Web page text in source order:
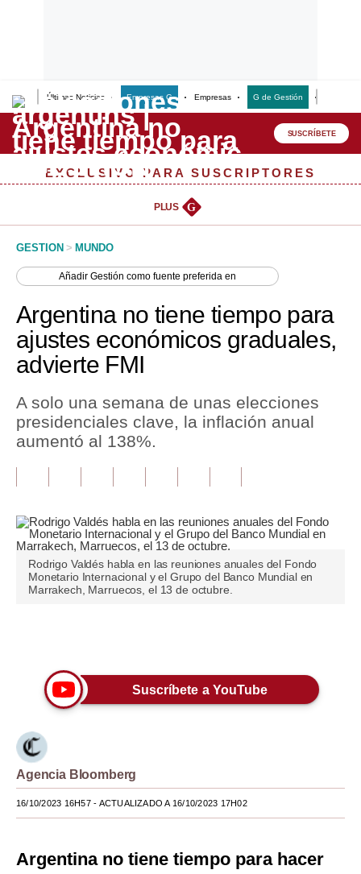
Últimas Noticias Empresas G Empresas G de Gestión
Lo último
Peru Quiosco
Management & Empleo
Perú
Política
Finanzas Personales
Plus G
Opinión
Editorial
Pregunta de hoy
Lujo
Viajes
Moda
Estilos
Mundo
SUSCRÍBETE
EXCLUSIVO PARA SUSCRIPTORES
PLUS G
GESTION > MUNDO
AñadirGestión como fuente preferida en
Argentina no tiene tiempo para
ajustes económicos graduales,
advierte FMI
A solo una semana de unas elecciones
presidenciales clave, la inflación anual
aumentó al 138%.
Rodrigo Valdés habla en las reuniones anuales del Fondo
Monetario Internacional y el Grupo del Banco Mundial en
Marrakech, Marruecos, el 13 de octubre.
Suscríbete a YouTube
Agencia Bloomberg
16/10/2023 16H57- ACTUALIZADO A 16/10/2023 17H02
Argentina no tiene tiempo para hacer